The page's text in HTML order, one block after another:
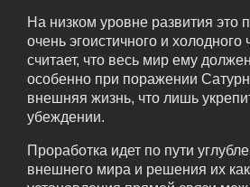
На низком уровне развития это
очень эгоистичного и холодного
считает, что весь мир ему
особенно при поражении
внешняя жизнь, что лишь
убеждении.
Проработка идет по пути
внешнего мира и решения их